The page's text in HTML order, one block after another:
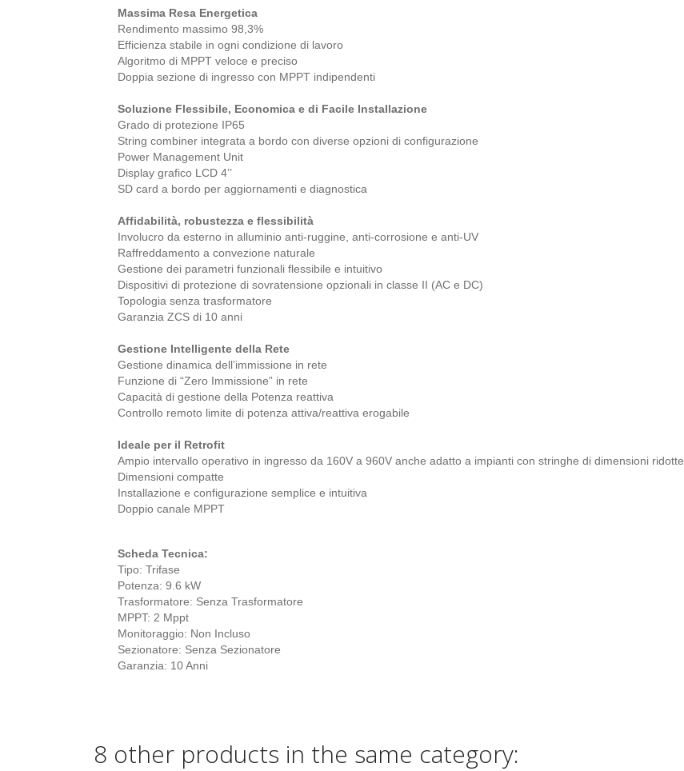
Massima Resa Energetica
Rendimento massimo 98,3%
Efficienza stabile in ogni condizione di lavoro
Algoritmo di MPPT veloce e preciso
Doppia sezione di ingresso con MPPT indipendenti
Soluzione Flessibile, Economica e di Facile Installazione
Grado di protezione IP65
String combiner integrata a bordo con diverse opzioni di configurazione
Power Management Unit
Display grafico LCD 4’’
SD card a bordo per aggiornamenti e diagnostica
Affidabilità, robustezza e flessibilità
Involucro da esterno in alluminio anti-ruggine, anti-corrosione e anti-UV
Raffreddamento a convezione naturale
Gestione dei parametri funzionali flessibile e intuitivo
Dispositivi di protezione di sovratensione opzionali in classe II (AC e DC)
Topologia senza trasformatore
Garanzia ZCS di 10 anni
Gestione Intelligente della Rete
Gestione dinamica dell’immissione in rete
Funzione di “Zero Immissione” in rete
Capacità di gestione della Potenza reattiva
Controllo remoto limite di potenza attiva/reattiva erogabile
Ideale per il Retrofit
Ampio intervallo operativo in ingresso da 160V a 960V anche adatto a impianti con stringhe di dimensioni ridotte
Dimensioni compatte
Installazione e configurazione semplice e intuitiva
Doppio canale MPPT
Scheda Tecnica:
Tipo: Trifase
Potenza: 9.6 kW
Trasformatore: Senza Trasformatore
MPPT: 2 Mppt
Monitoraggio: Non Incluso
Sezionatore: Senza Sezionatore
Garanzia: 10 Anni
8 other products in the same category: